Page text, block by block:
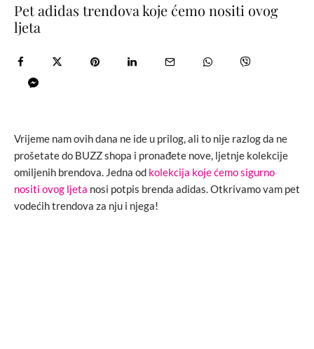
Pet adidas trendova koje ćemo nositi ovog
ljeta
Vrijeme nam ovih dana ne ide u prilog, ali to nije razlog da ne
prošetate do BUZZ shopa i pronađete nove, ljetnje kolekcije
omiljenih brendova. Jedna od kolekcija koje ćemo sigurno
nositi ovog ljeta nosi potpis brenda adidas. Otkrivamo vam pet
vodećih trendova za nju i njega!